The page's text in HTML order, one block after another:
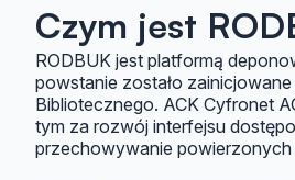
Czym jest
RODBUK jest platformą
powstanie zostało
Bibliotecznego. ACK Cyfronet
tym za rozwój interfejsu
przechowywanie powierzonych